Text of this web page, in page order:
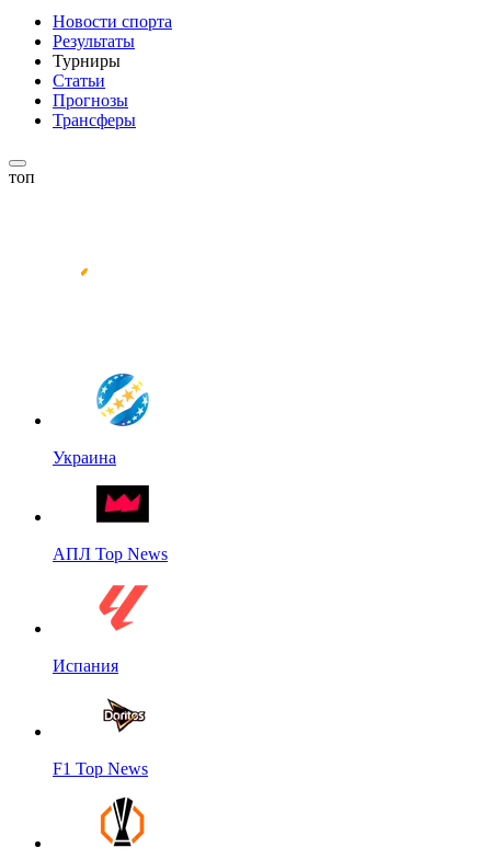
Новости спорта
Результаты
Турниры
Статьи
Прогнозы
Трансферы
топ
Украина
АПЛ Top News
Испания
F1 Top News